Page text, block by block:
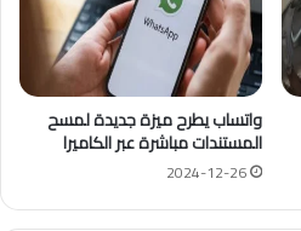
واتساب يطرح ميزة جديدة لمسح
المستندات مباشرة عبر الكاميرا
2024-12-26